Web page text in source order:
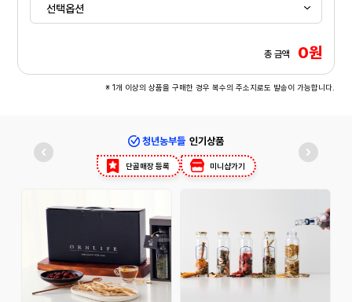
총 금액 0원
※ 1개 이상의 상품을 구매한 경우 복수의 주소지로도 발송이 가능합니다.
청년농부들 인기상품
단골매장 등록 미니샵가기